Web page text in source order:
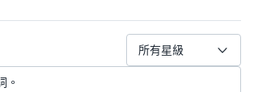
所有星級